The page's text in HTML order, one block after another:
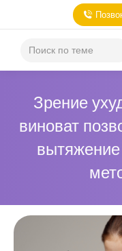
Зрение
виноват
вытяжение